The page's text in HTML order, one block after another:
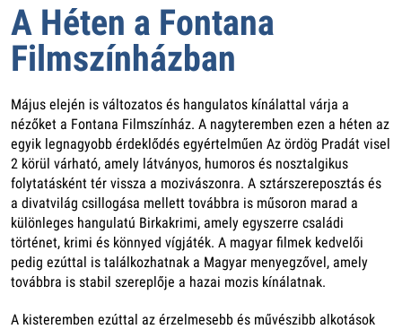
A Héten a Fontana
Filmszínházban
Május elején is változatos és hangulatos kínálattal várja a
nézőket a Fontana Filmszínház. A nagyteremben ezen a héten az
egyik legnagyobb érdeklődés egyértelműen Az ördög Pradát visel
2 körül várható, amely látványos, humoros és nosztalgikus
folytatásként tér vissza a mozivászonra. A sztárszereposztás és
a divatvilág csillogása mellett továbbra is műsoron marad a
különleges hangulatú Birkakrimi, amely egyszerre családi
történet, krimi és könnyed vígjáték. A magyar filmek kedvelői
pedig ezúttal is találkozhatnak a Magyar menyegzővel, amely
továbbra is stabil szereplője a hazai mozis kínálatnak.
A kisteremben ezúttal az érzelmesebb és művészibb alkotások